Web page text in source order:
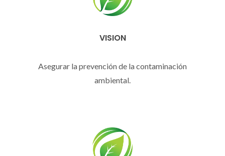
VISION
Asegurar la prevención de la contaminación
ambiental.